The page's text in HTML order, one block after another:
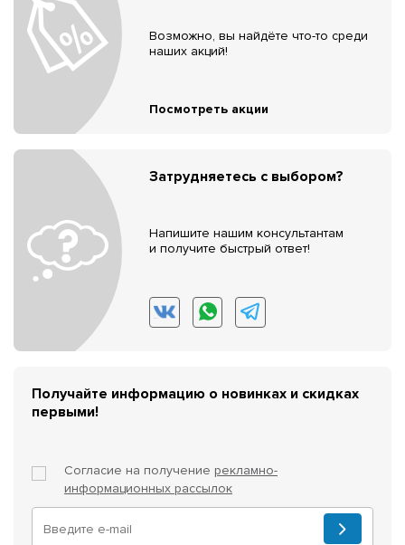
Возможно, вы найдёте что-то среди
наших акций!
Посмотреть акции
Затрудняетесь с выбором?
Напишите нашим консультантам
и получите быстрый ответ!
Получайте информацию о новинках и скидках
первыми!
Согласие на получение рекламно-
информационных рассылок